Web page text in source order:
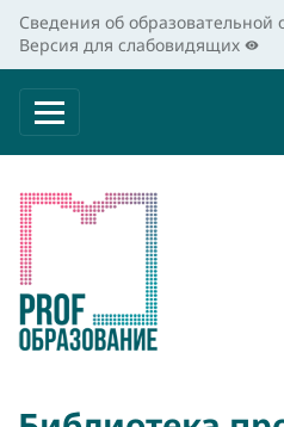
Сведения об образовательной
Версия для слабовидящих